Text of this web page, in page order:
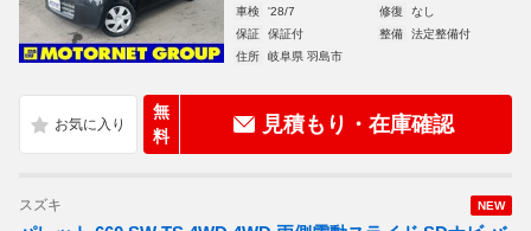
車検
'28/7 修復
なし
保証
保証付 整備
法定整備付
住所
岐阜県 羽島市
無
料
見積もり・在庫確認
NEW
スズキ